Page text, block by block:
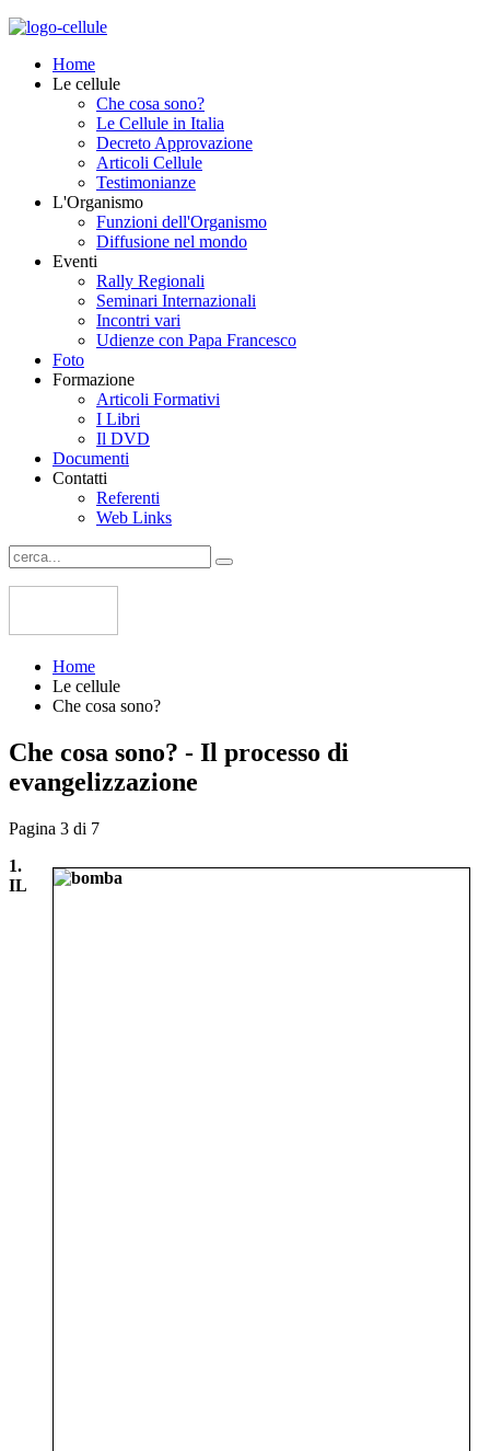
Home
Le cellule
Che cosa sono?
Le Cellule in Italia
Decreto Approvazione
Articoli Cellule
Testimonianze
L'Organismo
Funzioni dell'Organismo
Diffusione nel mondo
Eventi
Rally Regionali
Seminari Internazionali
Incontri vari
Udienze con Papa Francesco
Foto
Formazione
Articoli Formativi
I Libri
Il DVD
Documenti
Contatti
Referenti
Web Links
Home
Le cellule
Che cosa sono?
Che cosa sono? - Il processo di
evangelizzazione
Pagina 3 di 7
1.
IL